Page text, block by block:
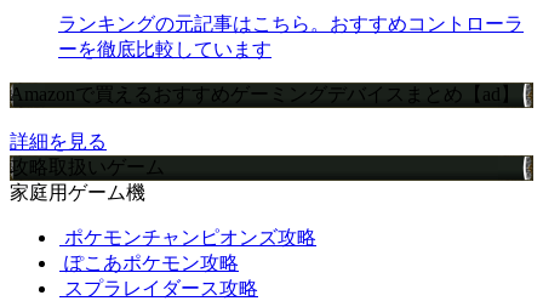
ランキングの元記事はこちら。おすすめコントローラ
ーを徹底比較しています
Amazonで買えるおすすめゲーミングデバイスまとめ【ad】
詳細を見る
攻略取扱いゲーム
家庭用ゲーム機
ポケモンチャンピオンズ攻略
ぽこあポケモン攻略
スプラレイダース攻略